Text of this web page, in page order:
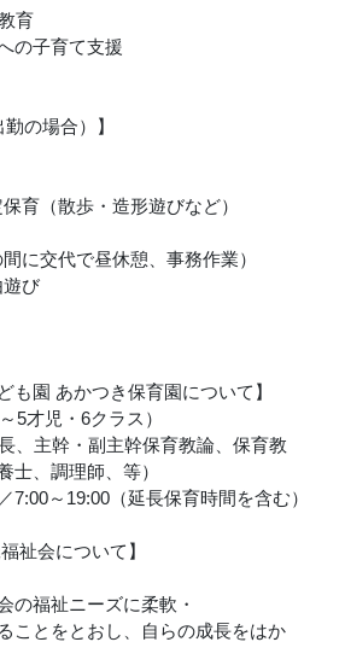
育
の子育て支援
の場合）】
育（散歩・造形遊びなど）
に交代で昼休憩、事務作業）
び
も園 あかつき保育園について】
5才児・6クラス）
、主幹・副主幹保育教論、保育教
士、調理師、等）
7:00～19:00（延長保育時間を含む）
祉会について】
の福祉ニーズに柔軟・
ことをとおし、自らの成長をはか